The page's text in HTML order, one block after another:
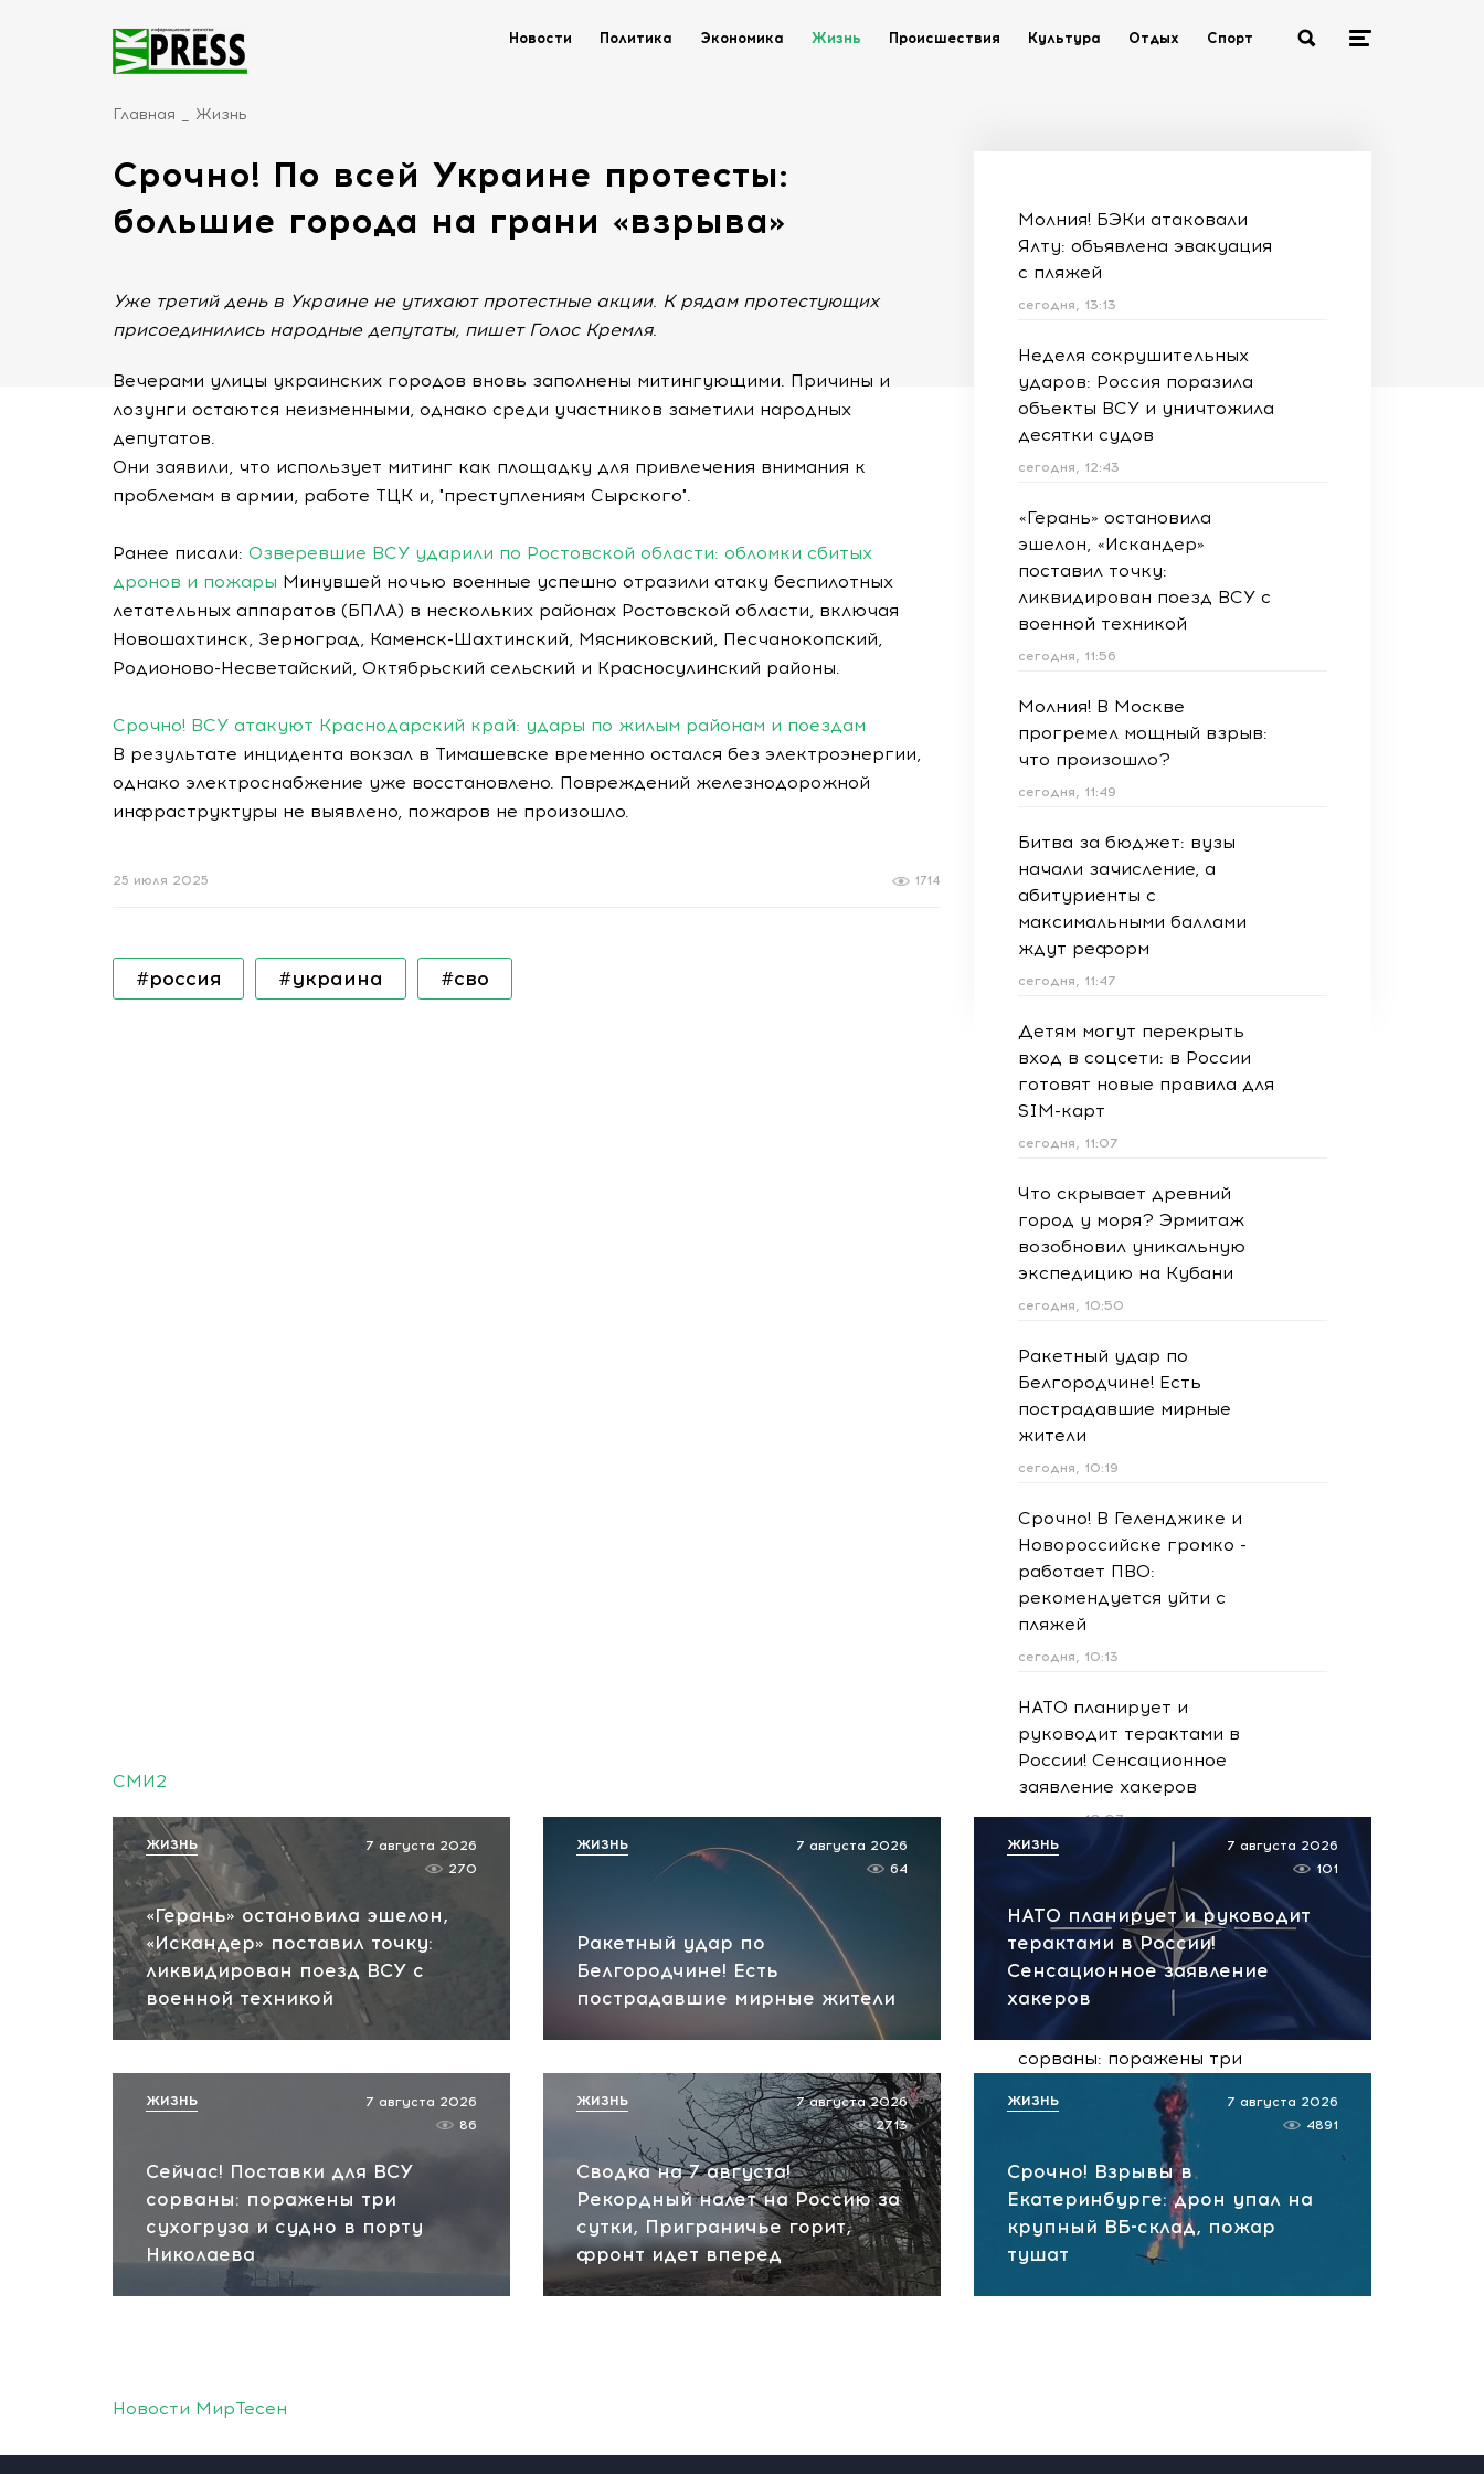
Новости Политика Экономика Жизнь Происшествия Культура Отдых Спорт
Главная Жизнь
Срочно! По всей Украине протесты:
большие города на грани «взрыва»
Уже третий день в Украине не утихают протестные акции. К рядам протестующих
присоединились народные депутаты, пишет Голос Кремля.
Вечерами улицы украинских городов вновь заполнены митингующими. Причины и
лозунги остаются неизменными, однако среди участников заметили народных
депутатов.
Они заявили, что использует митинг как площадку для привлечения внимания к
проблемам в армии, работе ТЦК и, "преступлениям Сырского".
Ранее писали: Озверевшие ВСУ ударили по Ростовской области: обломки сбитых
дронов и пожары Минувшей ночью военные успешно отразили атаку беспилотных
летательных аппаратов (БПЛА) в нескольких районах Ростовской области, включая
Новошахтинск, Зерноград, Каменск-Шахтинский, Мясниковский, Песчанокопский,
Родионово-Несветайский, Октябрьский сельский и Красносулинский районы.
Срочно! ВСУ атакуют Краснодарский край: удары по жилым районам и поездам
В результате инцидента вокзал в Тимашевске временно остался без электроэнергии,
однако электроснабжение уже восстановлено. Повреждений железнодорожной
инфраструктуры не выявлено, пожаров не произошло.
1714
25 июля 2025
#россия #украина #сво
Молния! БЭКи атаковали
Ялту: объявлена эвакуация
с пляжей
сегодня, 13:13
Неделя сокрушительных
ударов: Россия поразила
объекты ВСУ и уничтожила
десятки судов
сегодня, 12:43
«Герань» остановила
эшелон, «Искандер»
поставил точку:
ликвидирован поезд ВСУ с
военной техникой
сегодня, 11:56
Молния! В Москве
прогремел мощный взрыв:
что произошло?
сегодня, 11:49
Битва за бюджет: вузы
начали зачисление, а
абитуриенты с
максимальными баллами
ждут реформ
сегодня, 11:47
Детям могут перекрыть
вход в соцсети: в России
готовят новые правила для
SIM-карт
сегодня, 11:07
Что скрывает древний
город у моря? Эрмитаж
возобновил уникальную
экспедицию на Кубани
сегодня, 10:50
Ракетный удар по
Белгородчине! Есть
пострадавшие мирные
жители
сегодня, 10:19
Срочно! В Геленджике и
Новороссийске громко -
работает ПВО:
рекомендуется уйти с
пляжей
сегодня, 10:13
НАТО планирует и
руководит терактами в
России! Сенсационное
заявление хакеров
сегодня, 10:07
Подпольный криптоцентр в
башнях «Москва-Сити»:
задержаны более 20
человек
сегодня, 09:57
Сейчас! Поставки для ВСУ
сорваны: поражены три
сухогруза и судно в порту
Николаева
СМИ2
«Герань» остановила эшелон,
«Искандер» поставил точку:
ликвидирован поезд ВСУ с
военной техникой
7 августа 2026
270
ЖИЗНЬ
Ракетный удар по
Белгородчине! Есть
пострадавшие мирные жители
7 августа 2026
64
ЖИЗНЬ
НАТО планирует и руководит
терактами в России!
Сенсационное заявление
хакеров
7 августа 2026
101
ЖИЗНЬ
Сейчас! Поставки для ВСУ
сорваны: поражены три
сухогруза и судно в порту
Николаева
7 августа 2026
86
ЖИЗНЬ
Сводка на 7 августа!
Рекордный налет на Россию за
сутки, Приграничье горит,
фронт идет вперед
7 августа 2026
2713
ЖИЗНЬ
Срочно! Взрывы в
Екатеринбурге: дрон упал на
крупный ВБ-склад, пожар
тушат
7 августа 2026
4891
ЖИЗНЬ
Новости МирТесен